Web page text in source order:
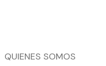
QUIENES SOMOS